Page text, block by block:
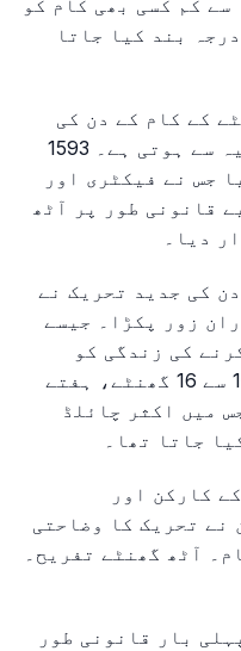
ہفتہ سے کم کسی بھی کام کو
بند کیا جاتا
کے کام کے دن کی
ابتداء 16ویں صدی کے ہسپانیہ سے ہوتی ہے۔ 1593
جس نے فیکٹری اور
قانونی طور پر آٹھ
دیا۔
کی جدید تحریک نے
زور پکڑا۔ جیسے
کی زندگی کو
تبدیل کیا، عام کام کا دن 10 سے 16 گھنٹے، ہفتے
میں اکثر چائلڈ
جاتا تھا۔
کے کارکن اور
نے تحریک کا وضاحتی
آٹھ گھنٹے تفریح۔
بار قانونی طور